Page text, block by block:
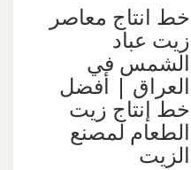
خط انتاج معاصر
زيت عباد
الشمس في
العراق | أفضل
خط إنتاج زيت
الطعام لمصنع
الزيت